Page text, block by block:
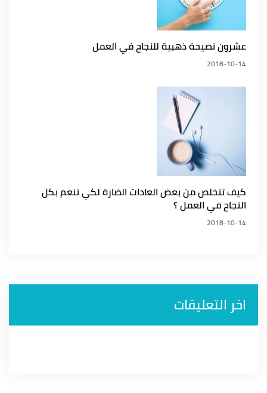
عشرون نصيحة ذهبية للنجاح في العمل
2018-10-14
كيف تتخلص من بعض العادات الضارة لكي تنعم بكل
النجاح في العمل ؟
2018-10-14
اخر التعليقات